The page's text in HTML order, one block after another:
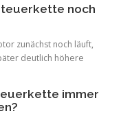
noch
zunächst noch läuft,
deutlich höhere
immer